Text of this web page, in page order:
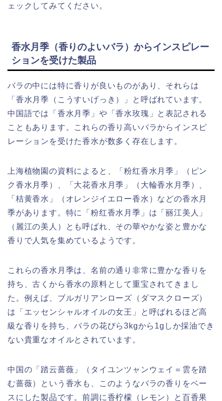
ェックしてみてください。
香水月季（香りのよいバラ）からインスピレー
ションを受けた製品
バラの中には特に香りが良いものがあり、それらは
「香水月季（こうすいげっき）」と呼ばれています。
中国語では「香水月季」や「香水玫瑰」と表記される
こともあります。これらの香り高いバラからインスピ
レーションを受けた香水が数多く存在します。
上海植物園の資料によると、「粉红香水月季」（ピン
ク香水月季）、「大花香水月季」（大輪香水月季）、
「桔黄香水」（オレンジイエロー香水）などの香水月
季があります。特に「粉红香水月季」は「丽江美人」
（麗江の美人）とも呼ばれ、その華やかな姿と豊かな
香りで人気を集めているようです。
これらの香水月季は、名前の通り非常に豊かな香りを
持ち、古くから香水の原料として重宝されてきまし
た。例えば、ブルガリアンローズ（ダマスクローズ）
は「エッセンシャルオイルの女王」と呼ばれるほど高
級な香りを持ち、バラの花びら3kgから1gしか採油でき
ない貴重なオイルとされています。
中国の「踏云蔷薇」（タイユンツャンウェイ＝雲を踏
む蔷薇）という香水も、このようなバラの香りをベー
スにした製品です。前調に香柠檬（レモン）と百香果